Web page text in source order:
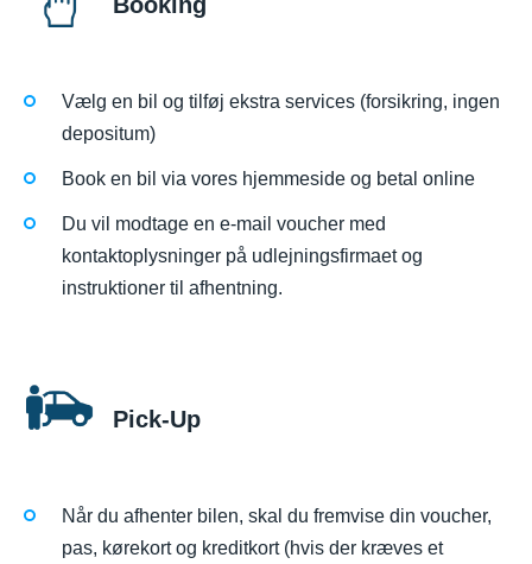
Vælg en bil og tilføj ekstra services (forsikring, ingen
depositum)
Book en bil via vores hjemmeside og betal online
Du vil modtage en e-mail voucher med
kontaktoplysninger på udlejningsfirmaet og
instruktioner til afhentning.
Pick-Up
Når du afhenter bilen, skal du fremvise din voucher,
pas, kørekort og kreditkort (hvis der kræves et